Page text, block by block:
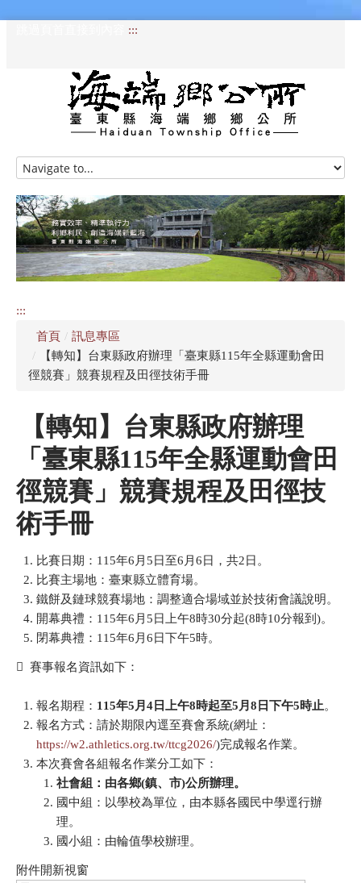
:::
HOME
訊息專區
認識海端
公所介紹
資訊公開專區
:::
首頁 / 訊息專區
/
【轉知】台東縣政府辦理「臺東縣115年全縣運動會田
徑競賽」競賽規程及田徑技術手冊
【轉知】台東縣政府辦理
「臺東縣115年全縣運動會田
徑競賽」競賽規程及田徑技
術手冊
比賽日期：115年6月5日至6月6日，共2日。
比賽主場地：臺東縣立體育場。
鐵餅及鏈球競賽場地：調整適合場域並於技術會議說明。
開幕典禮：115年6月5日上午8時30分起(8時10分報到)。
閉幕典禮：115年6月6日下午5時。
 賽事報名資訊如下：
報名期程： 115年5 月4 日上午8時起至5 月8 日下午5時止。
報名方式：請於期限內逕至賽會系統(網址：
https://w2.athletics.org.tw/ttcg2026/)完成報名作業。
本次賽會各組報名作業分工如下：
社會組：由各鄉(鎮、市)公所辦理。
國中組：以學校為單位，由本縣各國民中學逕行辦
理。
國小組：由輪值學校辦理。
附件開新視窗